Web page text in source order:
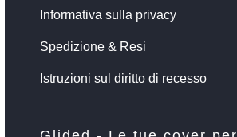
Informativa sulla privacy
Spedizione & Resi
Istruzioni sul diritto di recesso